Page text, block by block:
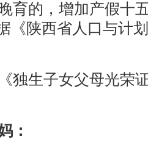
育的，增加产假十
《陕西省人口与计
独生子女父母光荣
：